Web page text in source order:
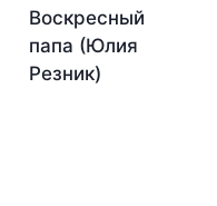
Воскресный
папа (Юлия
Резник)